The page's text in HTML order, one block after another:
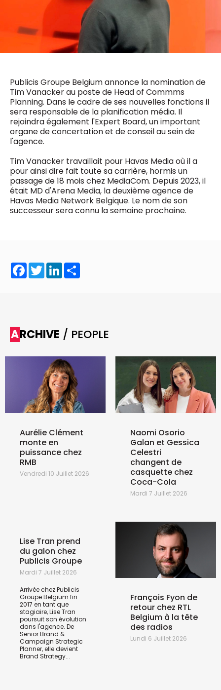
Publicis Groupe Belgium annonce la nomination de
Tim Vanacker au poste de Head of Commms
Planning. Dans le cadre de ses nouvelles fonctions il
sera responsable de la planification média. Il
rejoindra également l'Expert Board, un important
organe de concertation et de conseil au sein de
l'agence.
Tim Vanacker travaillait pour Havas Media où il a
pour ainsi dire fait toute sa carrière, hormis un
passage de 18 mois chez MediaCom. Depuis 2023, il
était MD d'Arena Media, la deuxième agence de
Havas Media Network Belgique. Le nom de son
successeur sera connu la semaine prochaine.
Facebook
TwitterLinkedIn
ARCHIVE / PEOPLE
Aurélie Clément
monte en
puissance chez
RMB
Vendredi 10 Juillet 2026
Naomi Osorio
Galan et Gessica
Celestri
changent de
casquette chez
Coca-Cola
Mardi 7 Juillet 2026
Lise Tran prend
du galon chez
Publicis Groupe
Mardi 7 Juillet 2026
Arrivée chez Publicis
Groupe Belgium fin
2017 en tant que
stagiaire, Lise Tran
poursuit son évolution
dans l'agence. De
Senior Brand &
Campaign Strategic
Planner, elle devient
Brand Strategy...
François Fyon de
retour chez RTL
Belgium à la tête
des radios
Lundi 6 Juillet 2026
0498 88 64 89
Chief Editor
Griet Byl
Chief Editor
Damien Lemaire
0477 37 31 65
d.lemaire@mm.be
NOTRE CONTENU DIGITAL :
5 x week
MM e - News
1 x week
MM Brunch
1 x week
MM Tech
10 x year
MM Best of
Research
10 x year
MM Blue
(digital)
Des questions ?